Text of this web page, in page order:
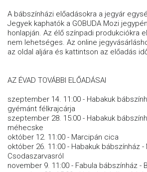
A bábszínházi előadásokra a jegyár
Jegyek kaphatók a GOBUDA Mozi
honlapján. Az élő színpadi produkciókra
nem lehetséges. Az online
az oldal aljára és kattintson az előadás
AZ ÉVAD TOVÁBBI ELŐADÁSAI
szeptember 14. 11:00 - Habakuk
gyémánt félkrajcárja
szeptember 28. 15:00 - Habakuk
méhecske
október 12. 11:00 - Marcipán cica
október 26. 11:00 - Habakuk bábszínház -
Csodaszarvasról
november 9. 11:00 - Fabula bábszínház -